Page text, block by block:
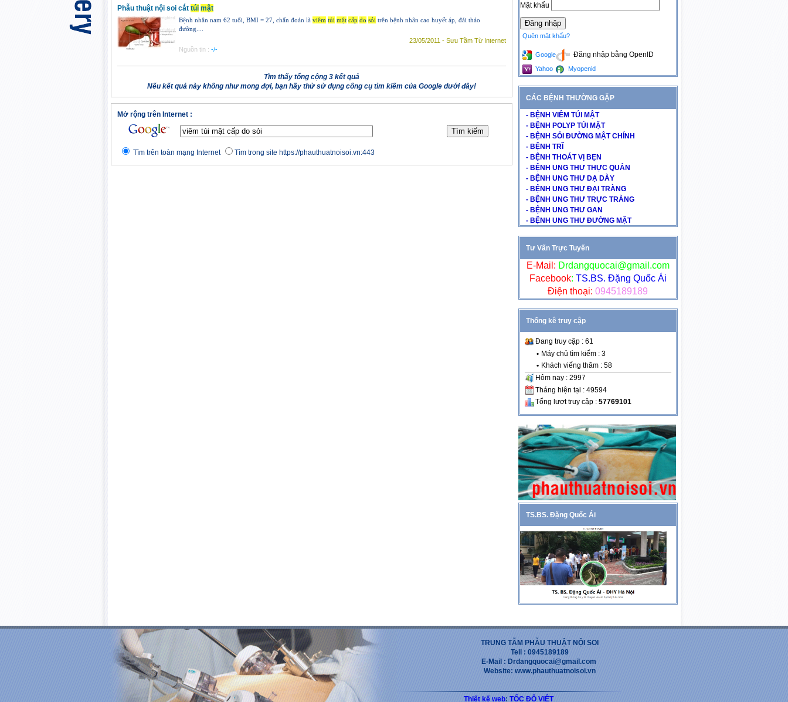
Phẫu thuật nội soi cắt túi mật
Bệnh nhân nam 62 tuổi, BMI = 27, chẩn đoán là viêm túi mật cấp do sỏi trên bệnh nhân cao huyết áp, đái tháo
đường....
23/05/2011 - Sưu Tầm Từ Internet
Nguồn tin : -/-
Tìm thấy tổng cộng 3 kết quả
Nếu kết quả này không như mong đợi, bạn hãy thử sử dụng công cụ tìm kiếm của Google dưới đây!
Mở rộng trên Internet :
Tìm trên toàn mạng Internet Tìm trong site https://phauthuatnoisoi.vn:443
Mật khẩu
Quên mật khẩu?
Đăng nhập bằng OpenID
Google
Yahoo
Myopenid
CÁC BỆNH THƯỜNG GẶP
- BỆNH VIÊM TÚI MẬT
- BỆNH POLYP TÚI MẬT
- BỆNH SỎI ĐƯỜNG MẬT CHÍNH
- BỆNH TRĨ
- BỆNH THOÁT VỊ BẸN
- BỆNH UNG THƯ THỰC QUẢN
- BỆNH UNG THƯ DẠ DÀY
- BỆNH UNG THƯ ĐẠI TRÀNG
- BỆNH UNG THƯ TRỰC TRÀNG
- BỆNH UNG THƯ GAN
- BỆNH UNG THƯ ĐƯỜNG MẬT
Tư Vấn Trực Tuyến
E-Mail: Drdangquocai@gmail.com
Facebook: TS.BS. Đặng Quốc Ái
Điện thoại: 0945189189
Thống kê truy cập
Đang truy cập : 61
• Máy chủ tìm kiếm : 3
• Khách viếng thăm : 58
Hôm nay : 2997
Tháng hiện tại : 49594
Tổng lượt truy cập : 57769101
TS.BS. Đặng Quốc Ái
TRUNG TẪM PHẪU THUẬT NỘI SOI
Tell : 0945189189
E-Mail : Drdangquocai@gmail.com
Website: www.phauthuatnoisoi.vn
Thiết kế web: TỐC ĐỘ VIỆT